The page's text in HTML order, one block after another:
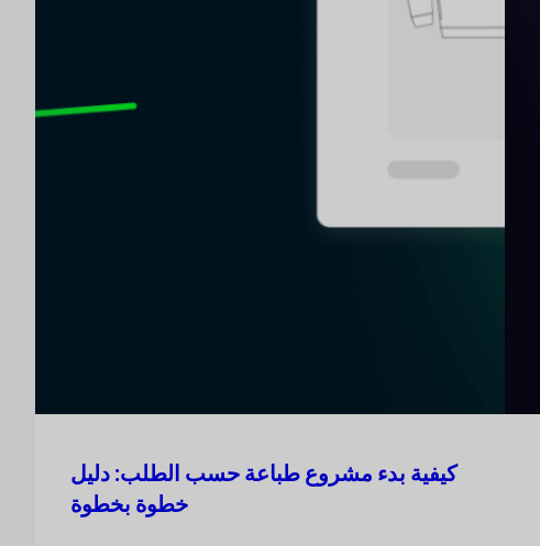
كيفية بدء مشروع طباعة حسب الطلب: دليل
خطوة بخطوة